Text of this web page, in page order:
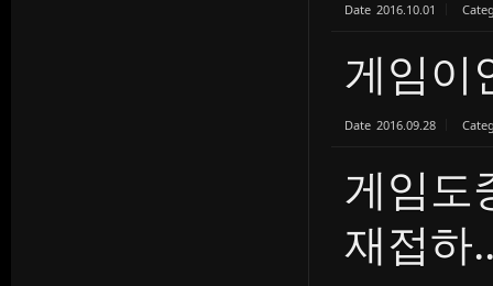
Date 2016.10.01
게임이
Date 2016.09.28
게임도
재접하